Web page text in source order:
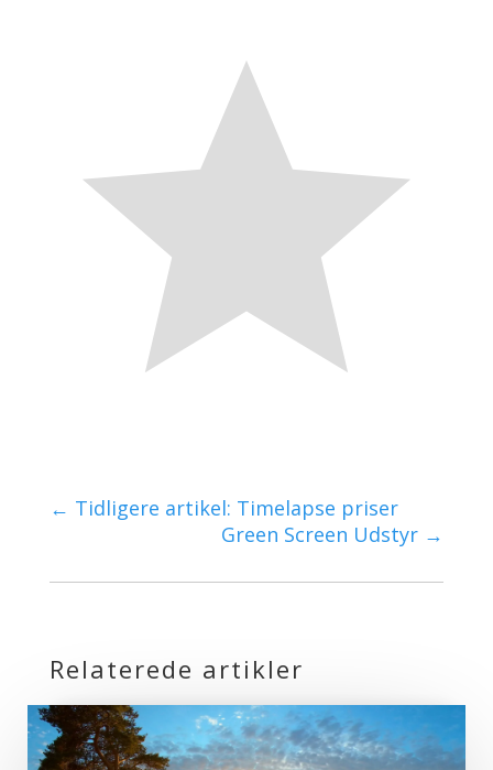
← Tidligere artikel: Timelapse priser
Green Screen Udstyr →
Relaterede artikler